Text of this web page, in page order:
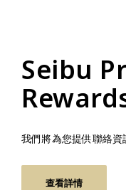
Seibu
我們將為您提供聯絡資
查看詳情